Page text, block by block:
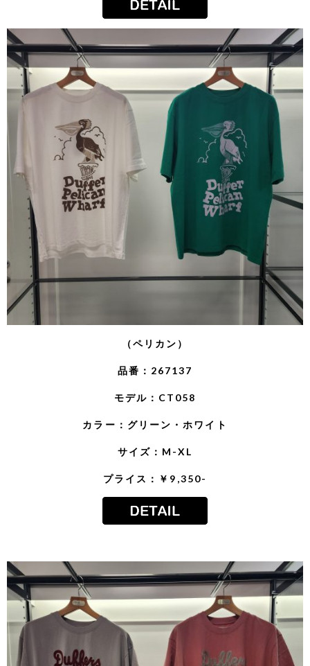
（ペリカン）
品番：267137
モデル：CT058
カラー：グリーン・ホワイト
サイズ：M-XL
プライス：￥9,350-